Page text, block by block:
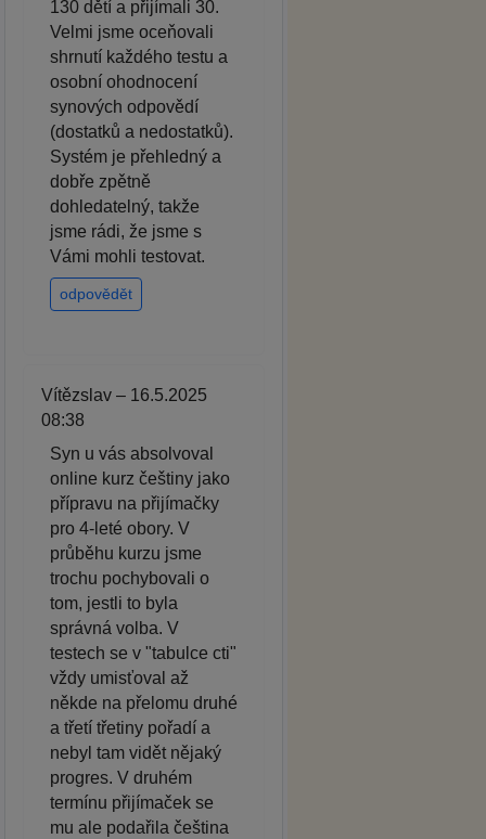
130 dětí a přijímali 30.
Velmi jsme oceňovali
shrnutí každého testu a
osobní ohodnocení
synových odpovědí
(dostatků a nedostatků).
Systém je přehledný a
dobře zpětně
dohledatelný, takže
jsme rádi, že jsme s
Vámi mohli testovat.
odpovědět
Vítězslav – 16.5.2025
08:38
Syn u vás absolvoval
online kurz češtiny jako
přípravu na přijímačky
pro 4-leté obory. V
průběhu kurzu jsme
trochu pochybovali o
tom, jestli to byla
správná volba. V
testech se v "tabulce cti"
vždy umisťoval až
někde na přelomu druhé
a třetí třetiny pořadí a
nebyl tam vidět nějaký
progres. V druhém
termínu přijímaček se
mu ale podařila čeština